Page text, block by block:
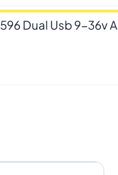
Dual Usb 9-36v A